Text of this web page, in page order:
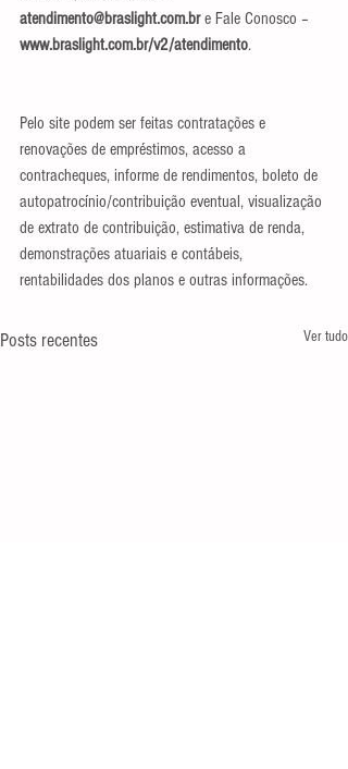
atendimento@braslight.com.br e Fale Conosco –
www.braslight.com.br/v2/atendimento.
Pelo site podem ser feitas contratações e
renovações de empréstimos, acesso a
contracheques, informe de rendimentos, boleto de
autopatrocínio/contribuição eventual, visualização
de extrato de contribuição, estimativa de renda,
demonstrações atuariais e contábeis,
rentabilidades dos planos e outras informações.
Posts recentes Ver tudo